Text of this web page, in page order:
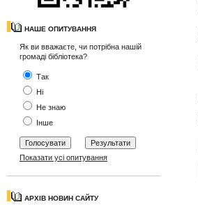
НАШЕ ОПИТУВАННЯ
Як ви вважаєте, чи потрібна нашій
громаді бібліотека?
Так
Ні
Не знаю
Інше
Показати усі опитування
АРХІВ НОВИН САЙТУ